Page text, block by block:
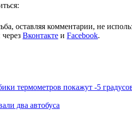
оставляя комментарии, не
Вконтакте и Facebook.
термометров покажут -5
два автобуса